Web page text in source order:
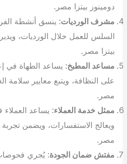
دومينوز بيتزا مصر.
مشرف الورديات: ينسق أنشطة
السلس للعمل خلال الورديات،
بيتزا مصر.
مساعد المطبخ: يساعد الطهاة في
على النظافة، ويتبع معايير سلامة
مصر.
ممثل خدمة العملاء: يساعد العملاء
ويعالج الاستفسارات، ويضمن تجربة
مصر.
مفتش ضمان الجودة: يُجري